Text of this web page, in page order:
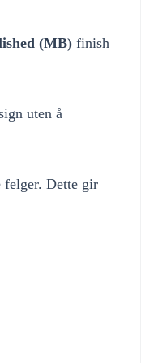
(MB) finish
uten å
felger. Dette gir